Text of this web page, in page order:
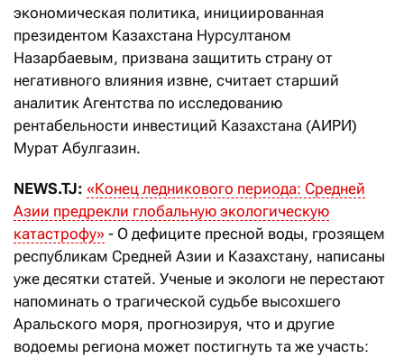
экономическая политика, инициированная
президентом Казахстана Нурсултаном
Назарбаевым, призвана защитить страну от
негативного влияния извне, считает старший
аналитик Агентства по исследованию
рентабельности инвестиций Казахстана (АИРИ)
Мурат Абулгазин.
NEWS.TJ: «Конец ледникового периода: Средней
Азии предрекли глобальную экологическую
катастрофу» - О дефиците пресной воды, грозящем
республикам Средней Азии и Казахстану, написаны
уже десятки статей. Ученые и экологи не перестают
напоминать о трагической судьбе высохшего
Аральского моря, прогнозируя, что и другие
водоемы региона может постигнуть та же участь: